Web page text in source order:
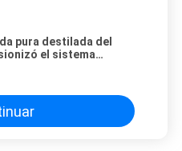
pura destilada del
el sistema